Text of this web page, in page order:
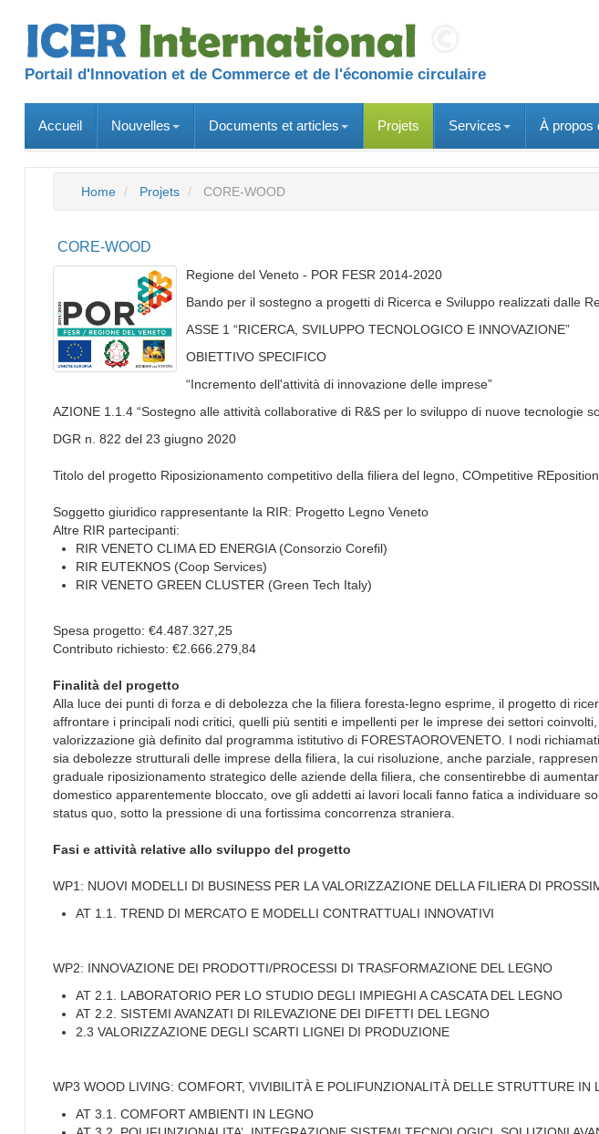
Portail d'Innovation et de Commerce et de l'économie circulaire
Accueil Nouvelles Documents et articles Projets Services À propos
Home Projets CORE-WOOD
CORE-WOOD
Regione del Veneto - POR FESR 2014-2020
Bando per il sostegno a progetti di Ricerca e Sviluppo realizzati dalle
ASSE 1 “RICERCA, SVILUPPO TECNOLOGICO E INNOVAZIONE”
OBIETTIVO SPECIFICO
“Incremento dell'attività di innovazione delle imprese”
AZIONE 1.1.4 “Sostegno alle attività collaborative di R&S per lo sviluppo di nuove tecnologie
DGR n. 822 del 23 giugno 2020
Titolo del progetto Riposizionamento competitivo della filiera del legno, COmpetitive
Soggetto giuridico rappresentante la RIR: Progetto Legno Veneto
Altre RIR partecipanti:
RIR VENETO CLIMA ED ENERGIA (Consorzio Corefil)
RIR EUTEKNOS (Coop Services)
RIR VENETO GREEN CLUSTER (Green Tech Italy)
Spesa progetto: €4.487.327,25
Contributo richiesto: €2.666.279,84
Finalità del progetto
Alla luce dei punti di forza e di debolezza che la filiera foresta-legno esprime, il progetto di
affrontare i principali nodi critici, quelli più sentiti e impellenti per le imprese dei settori
valorizzazione già definito dal programma istitutivo di FORESTAOROVENETO. I nodi
sia debolezze strutturali delle imprese della filiera, la cui risoluzione, anche parziale,
graduale riposizionamento strategico delle aziende della filiera, che consentirebbe di
domestico apparentemente bloccato, ove gli addetti ai lavori locali fanno fatica a individuare
status quo, sotto la pressione di una fortissima concorrenza straniera.
Fasi e attività relative allo sviluppo del progetto
WP1: NUOVI MODELLI DI BUSINESS PER LA VALORIZZAZIONE DELLA FILIERA DI
AT 1.1. TREND DI MERCATO E MODELLI CONTRATTUALI INNOVATIVI
WP2: INNOVAZIONE DEI PRODOTTI/PROCESSI DI TRASFORMAZIONE DEL LEGNO
AT 2.1. LABORATORIO PER LO STUDIO DEGLI IMPIEGHI A CASCATA DEL LEGNO
AT 2.2. SISTEMI AVANZATI DI RILEVAZIONE DEI DIFETTI DEL LEGNO
2.3 VALORIZZAZIONE DEGLI SCARTI LIGNEI DI PRODUZIONE
WP3 WOOD LIVING: COMFORT, VIVIBILITÀ E POLIFUNZIONALITÀ DELLE STRUTTURE IN
AT 3.1. COMFORT AMBIENTI IN LEGNO